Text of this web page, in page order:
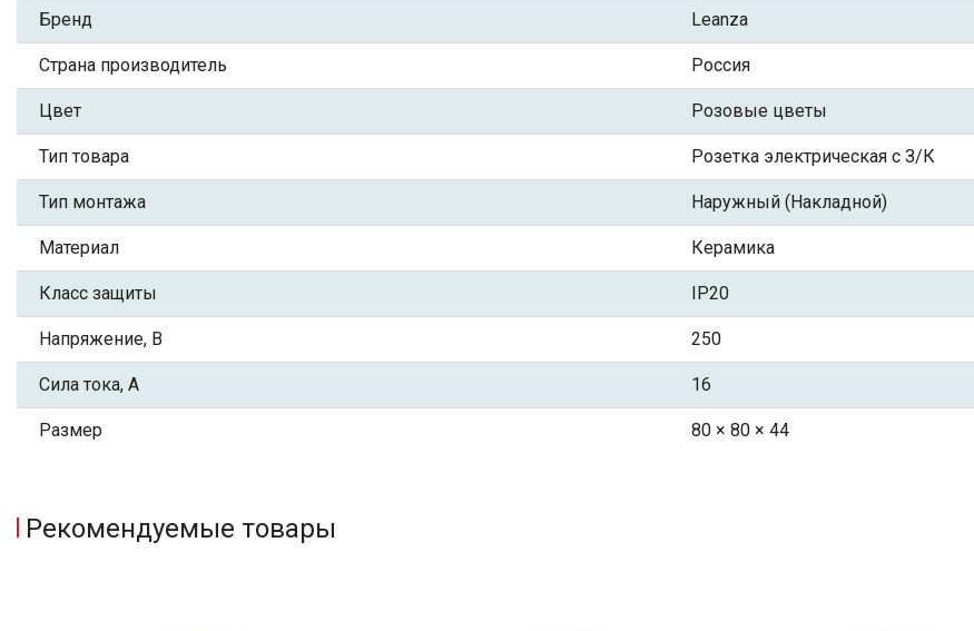
Бренд Leanza
Страна производитель Россия
Цвет Розовые цветы
Тип товара Розетка электрическая с З/К
Тип монтажа Наружный (Накладной)
Материал Керамика
Класс защиты IP20
Напряжение, В 250
Сила тока, А 16
Размер 80 × 80 × 44
Рекомендуемые товары